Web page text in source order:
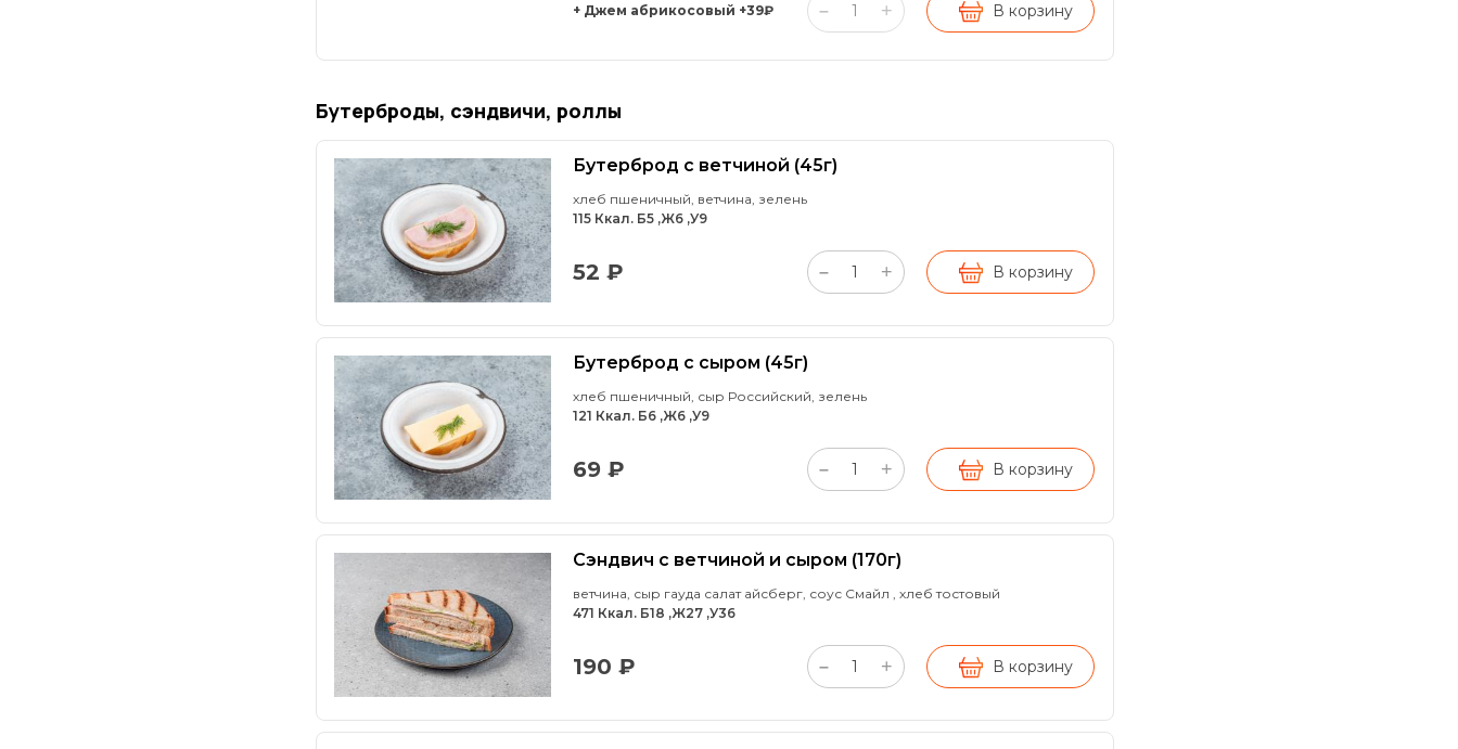
+ Джем абрикосовый +39₽ – + В корзину
Бутерброды, сэндвичи, роллы
Бутерброд с ветчиной (45г)
хлеб пшеничный, ветчина, зелень
115 Ккал. Б5 ,Ж6 ,У9
52 ₽ – + В корзину
Бутерброд с сыром (45г)
хлеб пшеничный, сыр Российский, зелень
121 Ккал. Б6 ,Ж6 ,У9
69 ₽ – + В корзину
Сэндвич с ветчиной и сыром (170г)
ветчина, сыр гауда салат айсберг, соус Смайл , хлеб тостовый
471 Ккал. Б18 ,Ж27 ,У36
190 ₽ – + В корзину